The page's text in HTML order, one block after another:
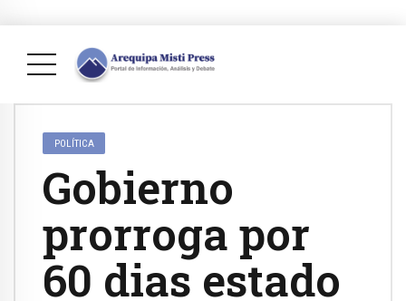
POLÍTICA
Gobierno
prorroga por
60 dias estado